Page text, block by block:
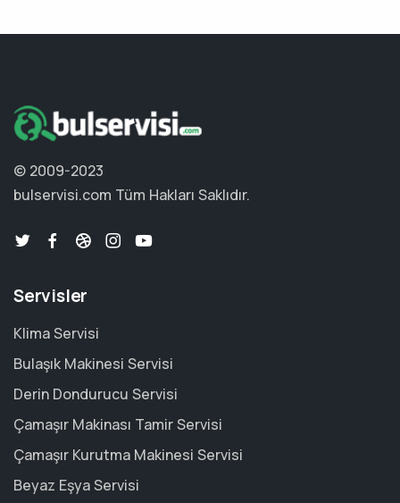
© 2009-2023
bulservisi.com Tüm Hakları Saklıdır.
Servisler
Klima Servisi
Bulaşık Makinesi Servisi
Derin Dondurucu Servisi
Çamaşır Makinası Tamir Servisi
Çamaşır Kurutma Makinesi Servisi
Beyaz Eşya Servisi